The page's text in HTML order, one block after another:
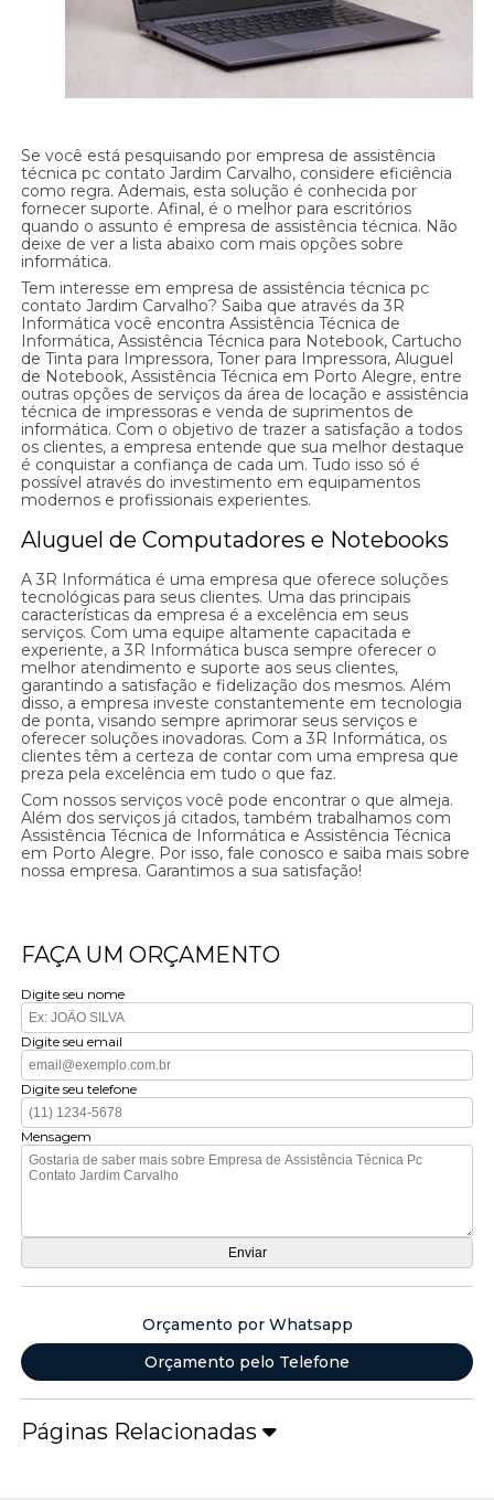
Se você está pesquisando por empresa de assistência
técnica pc contato Jardim Carvalho, considere eficiência
como regra. Ademais, esta solução é conhecida por
fornecer suporte. Afinal, é o melhor para escritórios
quando o assunto é empresa de assistência técnica. Não
deixe de ver a lista abaixo com mais opções sobre
informática.
Tem interesse em empresa de assistência técnica pc
contato Jardim Carvalho? Saiba que através da 3R
Informática você encontra Assistência Técnica de
Informática, Assistência Técnica para Notebook, Cartucho
de Tinta para Impressora, Toner para Impressora, Aluguel
de Notebook, Assistência Técnica em Porto Alegre, entre
outras opções de serviços da área de locação e assistência
técnica de impressoras e venda de suprimentos de
informática. Com o objetivo de trazer a satisfação a todos
os clientes, a empresa entende que sua melhor destaque
é conquistar a confiança de cada um. Tudo isso só é
possível através do investimento em equipamentos
modernos e profissionais experientes.
Aluguel de Computadores e Notebooks
A 3R Informática é uma empresa que oferece soluções
tecnológicas para seus clientes. Uma das principais
características da empresa é a excelência em seus
serviços. Com uma equipe altamente capacitada e
experiente, a 3R Informática busca sempre oferecer o
melhor atendimento e suporte aos seus clientes,
garantindo a satisfação e fidelização dos mesmos. Além
disso, a empresa investe constantemente em tecnologia
de ponta, visando sempre aprimorar seus serviços e
oferecer soluções inovadoras. Com a 3R Informática, os
clientes têm a certeza de contar com uma empresa que
preza pela excelência em tudo o que faz.
Com nossos serviços você pode encontrar o que almeja.
Além dos serviços já citados, também trabalhamos com
Assistência Técnica de Informática e Assistência Técnica
em Porto Alegre. Por isso, fale conosco e saiba mais sobre
nossa empresa. Garantimos a sua satisfação!
FAÇA UM ORÇAMENTO
Digite seu nome
Digite seu email
Digite seu telefone
Mensagem
Orçamento por Whatsapp
Orçamento pelo Telefone
Páginas Relacionadas